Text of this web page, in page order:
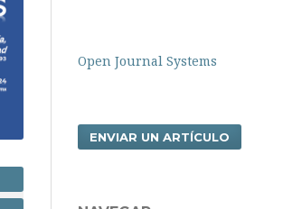
Open Journal Systems
ENVIAR UN ARTÍCULO